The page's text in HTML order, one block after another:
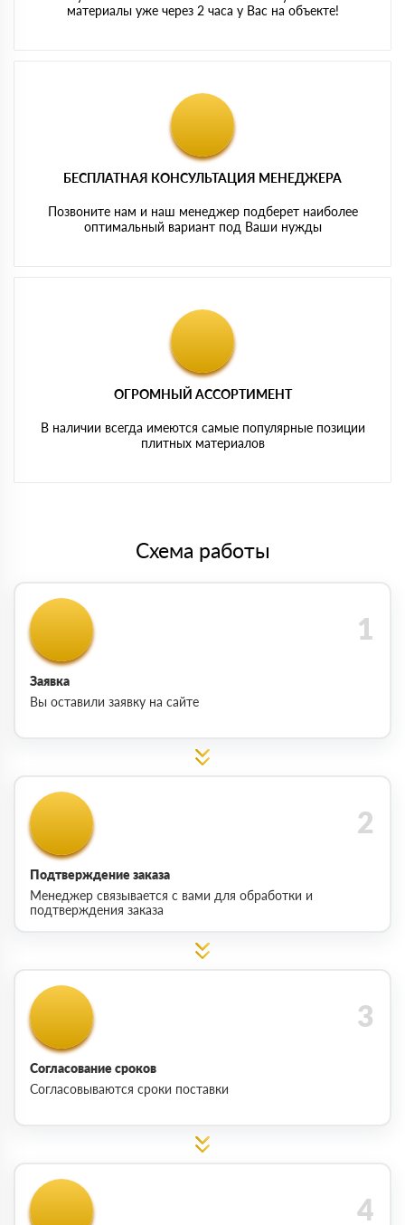
материалы уже через 2 часа у Вас на объекте!
БЕСПЛАТНАЯ КОНСУЛЬТАЦИЯ МЕНЕДЖЕРА
Позвоните нам и наш менеджер подберет наиболее
оптимальный вариант под Ваши нужды
ОГРОМНЫЙ АССОРТИМЕНТ
В наличии всегда имеются самые популярные позиции
плитных материалов
Схема работы
Заявка
Вы оставили заявку на сайте
Подтверждение заказа
Менеджер связывается с вами для обработки и
подтверждения заказа
Согласование сроков
Согласовываются сроки поставки